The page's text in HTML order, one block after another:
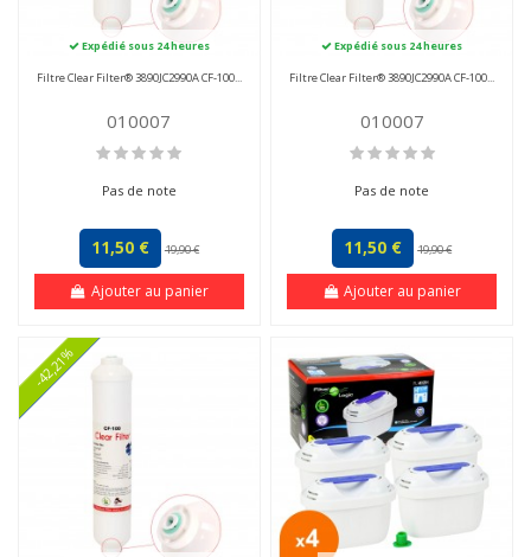
Expédié sous 24 heures
Filtre Clear Filter® 3890JC2990A CF-100...
010007
Pas de note
11,50 € 19,90 €
Ajouter au panier
Expédié sous 24 heures
Filtre Clear Filter® 3890JC2990A CF-100...
010007
Pas de note
11,50 € 19,90 €
Ajouter au panier
-42,21%